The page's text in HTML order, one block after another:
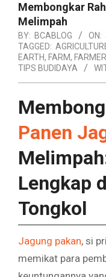
Membongkar
Melimpah
BY: BCABLOG ON:
TAGGED:
EARTH, FARM, FARMER
TIPS BUDIDAYA
Panen
Lengkap
Tongkol
Jagung pakan, si
memikat para